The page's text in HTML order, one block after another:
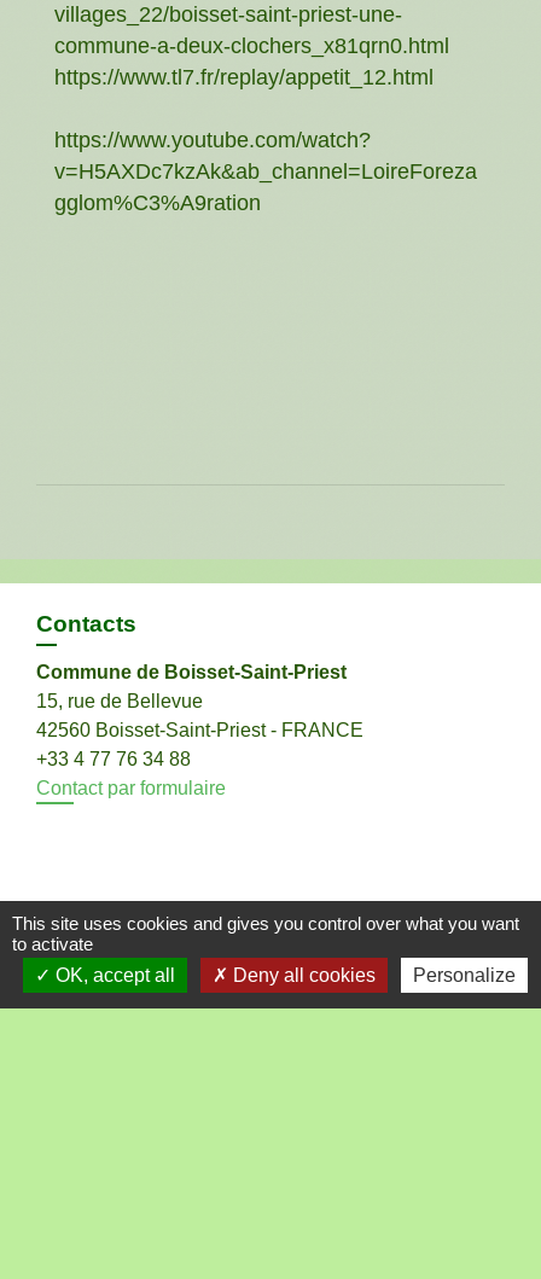
villages_22/boisset-saint-priest-une-
commune-a-deux-clochers_x81qrn0.html
https://www.tl7.fr/replay/appetit_12.html
https://www.youtube.com/watch?
v=H5AXDc7kzAk&ab_channel=LoireForeza
gglom%C3%A9ration
Contacts
Commune de Boisset-Saint-Priest
15, rue de Bellevue
42560 Boisset-Saint-Priest - FRANCE
+33 4 77 76 34 88
Contact par formulaire
This site uses cookies and gives you control over what you want
to activate
OK, accept all
Deny all cookies Personalize